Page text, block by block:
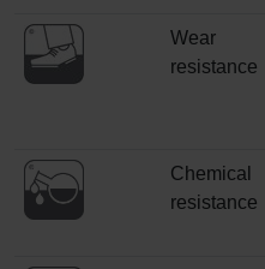
Wear
resistance
Chemical
resistance